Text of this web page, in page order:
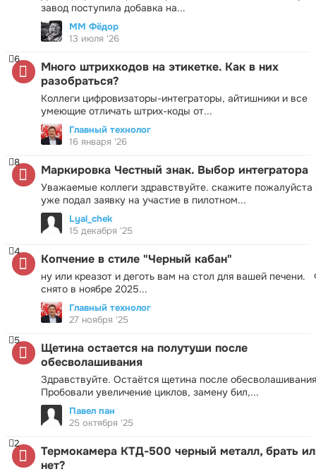
завод поступила добавка на...
ММ Фёдор
13 июля '26
Много штрихкодов на этикетке. Как в них
разобраться?
Коллеги цифровизаторы-интеграторы, айтишники и все
умеющие отличать штрих-коды от...
6
Главный технолог
16 января '26
Маркировка Честный знак. Выбор интегратора
Уважаемые коллеги здравствуйте. скажите пожалуйста
уже подал заявку на участие в пилотном...
8
Lyal_chek
15 декабря '25
Копчение в стиле "Черный кабан"
ну или креазот и деготь вам на стол для вашей печени.
снято в ноябре 2025...
4
Главный технолог
27 ноября '25
Щетина остается на полутуши после
обесволашивания
Здравствуйте. Остаётся щетина после
Пробовали увеличение циклов, замену бил,...
5
Павел пан
25 октября '25
Термокамера КТД-500 черный металл, брать
нет?
2